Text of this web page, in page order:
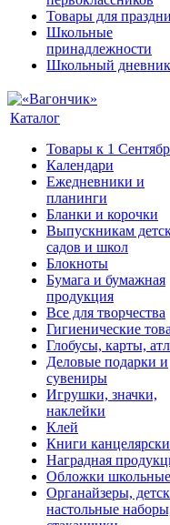
Товары для
Школьные
принадлежности
Школьный дневник
Каталог
Товары к 1
Календари
Ежедневники и
планинги
Бланки и корочки
Выпускникам
садов и школ
Блокноты
Бумага и бумажная
продукция
Все для творчества
Гигиенические
Глобусы, карты,
Деловые подарки и
сувениры
Игрушки, значки,
наклейки
Клей
Книги
Наградная
Обложки школьные
Органайзеры,
настольные